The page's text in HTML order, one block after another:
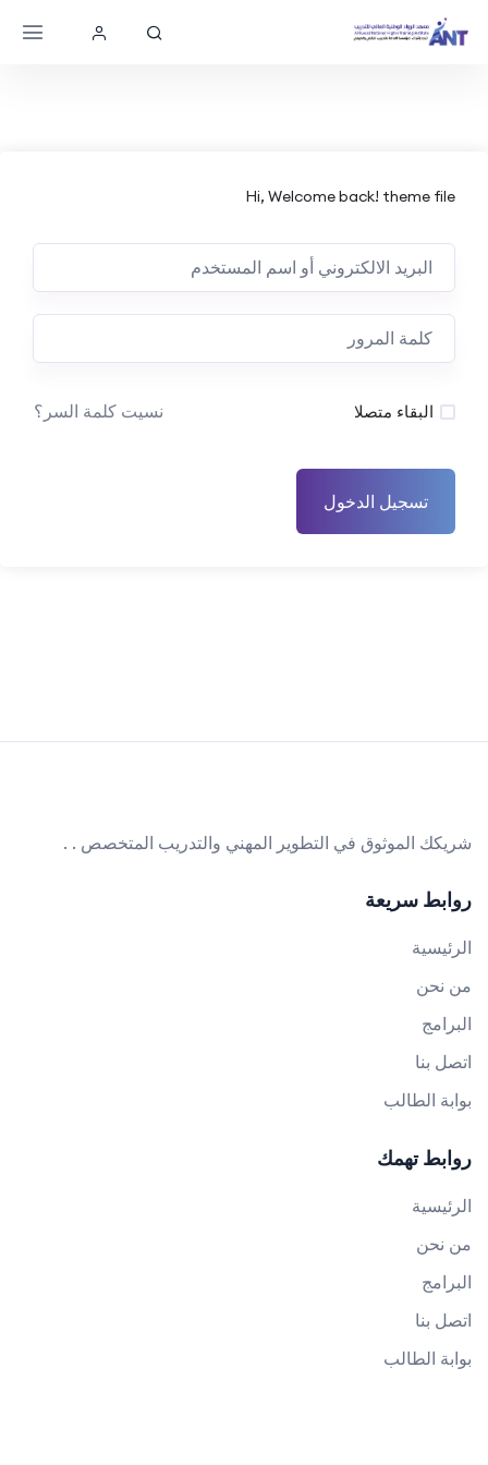
Hi, Welcome back! theme file
البقاء متصلا نسيت كلمة السر؟
تسجيل الدخول
شريكك الموثوق في التطوير المهني والتدريب المتخصص . .
روابط سريعة
الرئيسية
من نحن
البرامج
اتصل بنا
بوابة الطالب
روابط تهمك
الرئيسية
من نحن
البرامج
اتصل بنا
بوابة الطالب